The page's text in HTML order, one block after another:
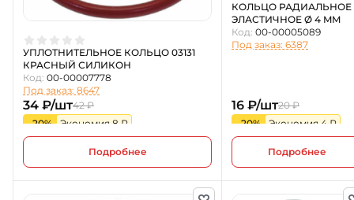
УПЛОТНИТЕЛЬНОЕ КОЛЬЦО 03131
КРАСНЫЙ СИЛИКОН
Код: 00-00007778
Под заказ: 8647
34 ₽/шт42 ₽
-20%
Экономия 8 ₽
Подробнее
КОЛЬЦО РАДИАЛЬНОЕ
ЭЛАСТИЧНОЕ Ø 4 MM
Код: 00-00005089
Под заказ: 6387
16 ₽/шт20 ₽
-20%
Экономия 4 ₽
Подробнее